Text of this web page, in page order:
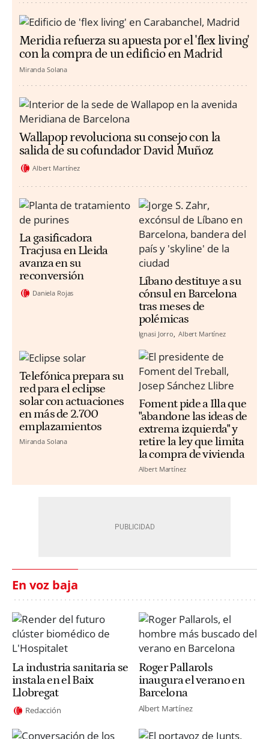
Meridia refuerza su apuesta por el 'flex living'
con la compra de un edificio en Madrid
Miranda Solana
Wallapop revoluciona su consejo con la
salida de su cofundador David Muñoz
Albert Martínez
La gasificadora
Tracjusa en Lleida
avanza en su
reconversión
Daniela Rojas
Líbano destituye a su
cónsul en Barcelona
tras meses de
polémicas
Ignasi Jorro Albert Martínez
Telefónica prepara su
red para el eclipse
solar con actuaciones
en más de 2.700
emplazamientos
Miranda Solana
Foment pide a Illa que
"abandone las ideas de
extrema izquierda" y
retire la ley que limita
la compra de vivienda
Albert Martínez
En voz baja
La industria sanitaria se
instala en el Baix
Llobregat
Redacción
Roger Pallarols
inaugura el verano en
Barcelona
Albert Martínez